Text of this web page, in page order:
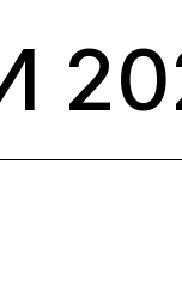
Kино
Музика
Сцена